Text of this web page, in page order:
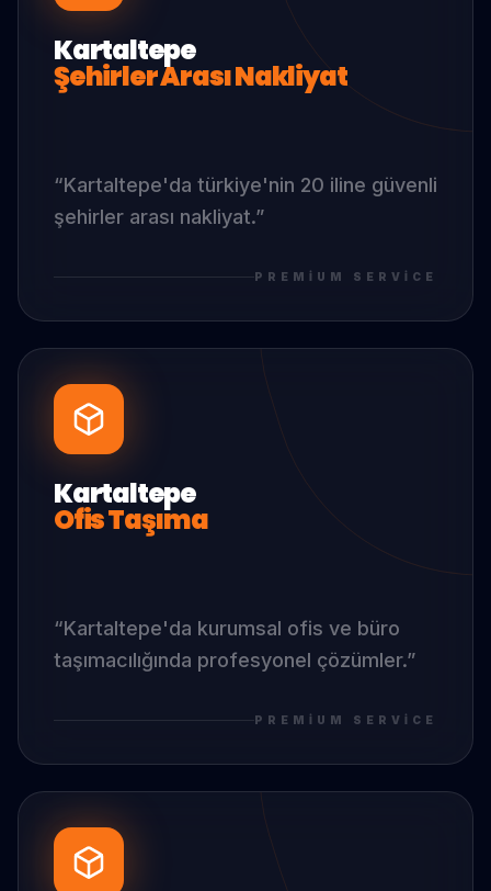
Kartaltepe
Şehirler Arası Nakliyat
“Kartaltepe'da türkiye'nin 20 iline güvenli
şehirler arası nakliyat.”
PREMIUM SERVICE
Kartaltepe
Ofis Taşıma
“Kartaltepe'da kurumsal ofis ve büro
taşımacılığında profesyonel çözümler.”
PREMIUM SERVICE